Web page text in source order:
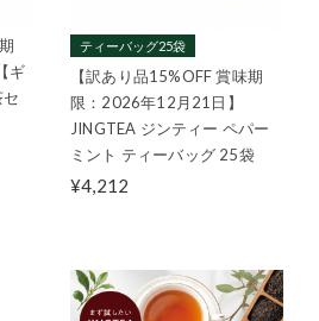
ギ
ティーバッグ25袋
【訳あり品15%OFF 賞味期
限：2026年12月21日】
JINGTEA ジンティー ペパー
ミント ティーバッグ 25袋
¥4,212